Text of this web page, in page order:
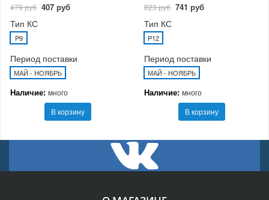
479 руб 407 руб
Тип КС
P9
Период поставки
МАЙ - НОЯБРЬ
Наличие: много
В корзину
823 руб 741 руб
Тип КС
P12
Период поставки
МАЙ - НОЯБРЬ
Наличие: много
В корзину